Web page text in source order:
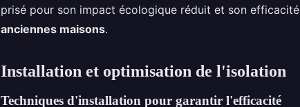
prisé pour son impact écologique réduit et son
anciennes maisons.
Installation et optimisation de l'isolation
Techniques d'installation pour garantir l'efficacité